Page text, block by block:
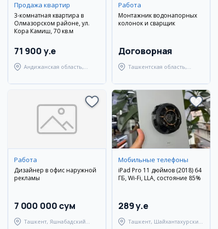
Продажа квартир
3-комнатная квартира в
Олмазорском районе, ул.
Кора Камиш, 70 кв.м
71 900 y.e
Андижанская область,
Работа
Монтажник водонапорных
колонок и сварщик
Договорная
Ташкентская область,
Работа
Дизайнер в офис наружной
рекламы
7 000 000 сум
Ташкент, Яшнабадский
Мобильные телефоны
iPad Pro 11 дюймов (2018) 64
ГБ, Wi-Fi, LLA, состояние 85%
289 y.e
Ташкент, Шайхантахурский